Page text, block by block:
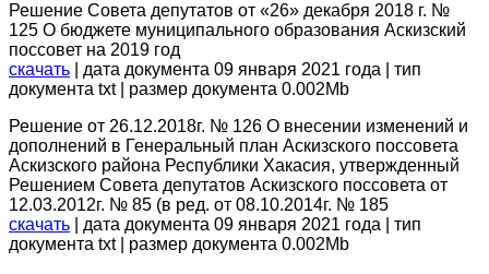
Решение Совета депутатов от «26» декабря 2018 г. №
125 О бюджете муниципального образования Аскизский
поссовет на 2019 год
скачать | дата документа 09 января 2021 года | тип
документа txt | размер документа 0.002Mb
Решение от 26.12.2018г. № 126 О внесении изменений и
дополнений в Генеральный план Аскизского поссовета
Аскизского района Республики Хакасия, утвержденный
Решением Совета депутатов Аскизского поссовета от
12.03.2012г. № 85 (в ред. от 08.10.2014г. № 185
скачать | дата документа 09 января 2021 года | тип
документа txt | размер документа 0.002Mb